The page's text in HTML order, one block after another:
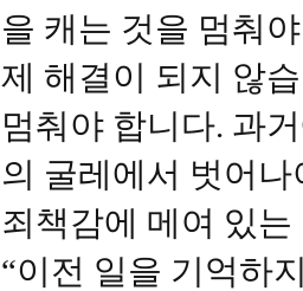
을 캐는 것을 멈춰
제 해결이 되지 않
멈춰야 합니다. 과
의 굴레에서 벗어
죄책감에 메여 있
“이전 일을 기억하